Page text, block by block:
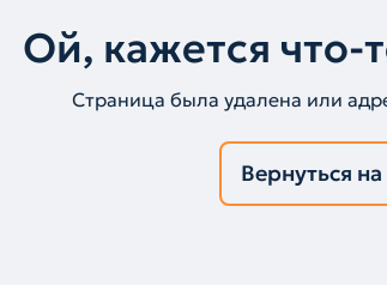
Ой, кажется что-
Страница была удалена или
Вернуться